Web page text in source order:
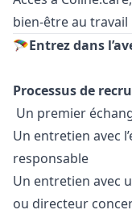
bien-être au travail
🪂Entrez dans
Processus de
Un premier
Un entretien avec
responsable
Un entretien avec
ou directeur